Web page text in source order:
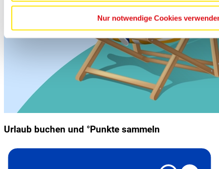
Nur notwendige Cookies
Urlaub buchen und °Punkte sammeln